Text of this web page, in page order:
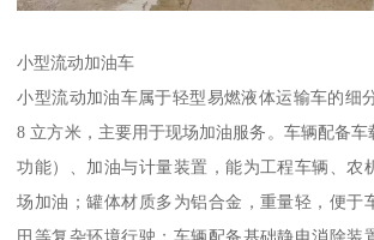
小型流动加油车​
小型流动加油车属于轻型易燃液体运输车的细
8 立方米，主要用于现场加油服务。车辆配备
功能）、加油与计量装置，能为工程车辆、农
场加油；罐体材质多为铝合金，重量轻，便于